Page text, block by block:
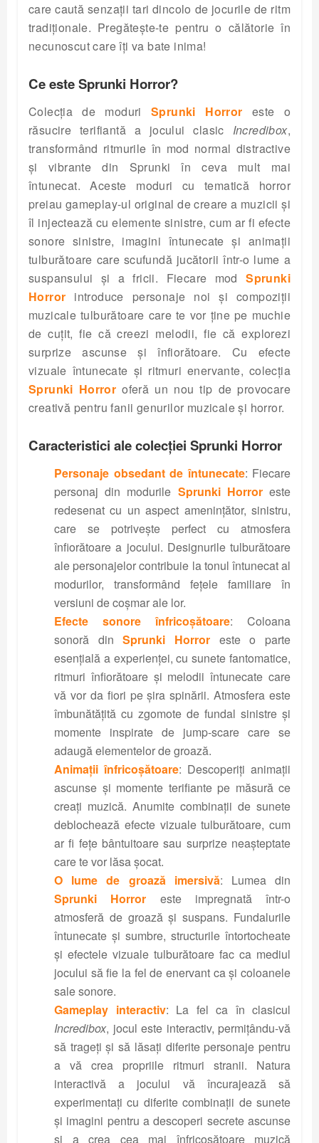
care caută senzații tari dincolo de jocurile de ritm
tradiționale. Pregătește-te pentru o călătorie în
necunoscut care îți va bate inima!
Ce este Sprunki Horror?
Colecția de moduriSprunki Horror este o
răsucire terifiantă a jocului clasic Incredibox,
transformând ritmurile în mod normal distractive
și vibrante din Sprunki în ceva mult mai
întunecat. Aceste moduri cu tematică horror
preiau gameplay-ul original de creare a muzicii și
îl injectează cu elemente sinistre, cum ar fi efecte
sonore sinistre, imagini întunecate și animații
tulburătoare care scufundă jucătorii într-o lume a
suspansului și a fricii. Fiecare modSprunki
Horror introduce personaje noi și compoziții
muzicale tulburătoare care te vor ține pe muchie
de cuțit, fie că creezi melodii, fie că explorezi
surprize ascunse și înfiorătoare. Cu efecte
vizuale întunecate și ritmuri enervante, colecția
Sprunki Horror oferă un nou tip de provocare
creativă pentru fanii genurilor muzicale și horror.
Caracteristici ale colecției Sprunki Horror
Personaje obsedant de întunecate: Fiecare
personaj din modurile Sprunki Horroreste
redesenat cu un aspect amenințător, sinistru,
care se potrivește perfect cu atmosfera
înfiorătoare a jocului. Designurile tulburătoare
ale personajelor contribuie la tonul întunecat al
modurilor, transformând fețele familiare în
versiuni de coșmar ale lor.
Efecte sonore înfricoșătoare: Coloana
sonoră dinSprunki Horror este o parte
esențială a experienței, cu sunete fantomatice,
ritmuri înfiorătoare și melodii întunecate care
vă vor da fiori pe șira spinării. Atmosfera este
îmbunătățită cu zgomote de fundal sinistre și
momente inspirate de jump-scare care se
adaugă elementelor de groază.
Animații înfricoșătoare: Descoperiți animații
ascunse și momente terifiante pe măsură ce
creați muzică. Anumite combinații de sunete
deblochează efecte vizuale tulburătoare, cum
ar fi fețe bântuitoare sau surprize neașteptate
care te vor lăsa șocat.
O lume de groază imersivă: Lumea din
Sprunki Horror este impregnată într-o
atmosferă de groază și suspans. Fundalurile
întunecate și sumbre, structurile întortocheate
și efectele vizuale tulburătoare fac ca mediul
jocului să fie la fel de enervant ca și coloanele
sale sonore.
Gameplay interactiv: La fel ca în clasicul
Incredibox, jocul este interactiv, permițându-vă
să trageți și să lăsați diferite personaje pentru
a vă crea propriile ritmuri stranii. Natura
interactivă a jocului vă încurajează să
experimentați cu diferite combinații de sunete
și imagini pentru a descoperi secrete ascunse
și a crea cea mai înfricoșătoare muzică